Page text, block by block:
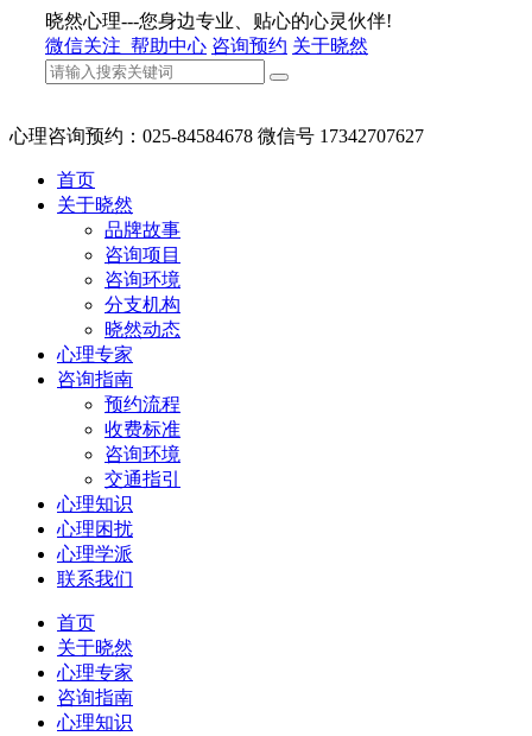
晓然心理---您身边专业、贴心的心灵伙伴!
微信关注 帮助中心 咨询预约 关于晓然
心理咨询预约：025-84584678 微信号 17342707627
首页
关于晓然
品牌故事
咨询项目
咨询环境
分支机构
晓然动态
心理专家
咨询指南
预约流程
收费标准
咨询环境
交通指引
心理知识
心理困扰
心理学派
联系我们
首页
关于晓然
心理专家
咨询指南
心理知识